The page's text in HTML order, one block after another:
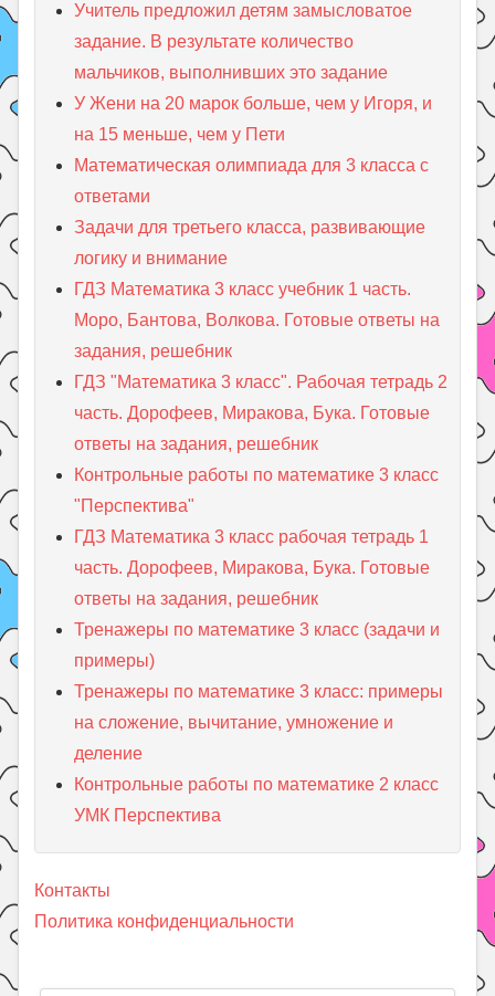
Учитель предложил детям замысловатое
задание. В результате количество
мальчиков, выполнивших это задание
У Жени на 20 марок больше, чем у Игоря, и
на 15 меньше, чем у Пети
Математическая олимпиада для 3 класса с
ответами
Задачи для третьего класса, развивающие
логику и внимание
ГДЗ Математика 3 класс учебник 1 часть.
Моро, Бантова, Волкова. Готовые ответы на
задания, решебник
ГДЗ "Математика 3 класс". Рабочая тетрадь 2
часть. Дорофеев, Миракова, Бука. Готовые
ответы на задания, решебник
Контрольные работы по математике 3 класс
"Перспектива"
ГДЗ Математика 3 класс рабочая тетрадь 1
часть. Дорофеев, Миракова, Бука. Готовые
ответы на задания, решебник
Тренажеры по математике 3 класс (задачи и
примеры)
Тренажеры по математике 3 класс: примеры
на сложение, вычитание, умножение и
деление
Контрольные работы по математике 2 класс
УМК Перспектива
Контакты
Политика конфиденциальности